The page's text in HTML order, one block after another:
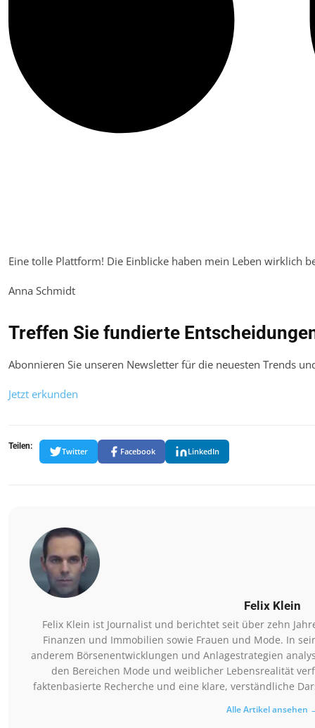
Eine tolle Plattform! Die Einblicke haben mein Leben wirklich
Anna Schmidt
Treffen Sie fundierte
Abonnieren Sie unseren Newsletter für die neuesten Trends
Jetzt erkunden
Teilen:
Twitter Facebook LinkedIn
Felix Klein
Felix Klein ist Journalist und berichtet seit über zehn
Finanzen und Immobilien sowie Frauen und Mode. In
anderem Börsenentwicklungen und Anlagestrategien
den Bereichen Mode und weiblicher Lebensrealität
faktenbasierte Recherche und eine klare, verständliche
Alle Artikel ansehen